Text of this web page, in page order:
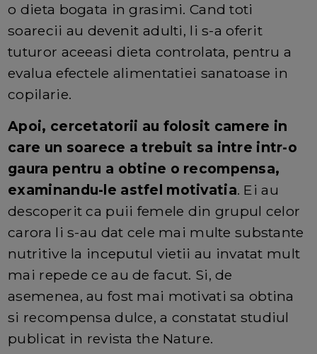
o dieta bogata in grasimi. Cand toti
soarecii au devenit adulti, li s-a oferit
tuturor aceeasi dieta controlata, pentru a
evalua efectele alimentatiei sanatoase in
copilarie.
Apoi, cercetatorii au folosit camere in
care un soarece a trebuit sa intre intr-o
gaura pentru a obtine o recompensa,
examinandu-le astfel motivatia. Ei au
descoperit ca puii femele din grupul celor
carora li s-au dat cele mai multe substante
nutritive la inceputul vietii au invatat mult
mai repede ce au de facut. Si, de
asemenea, au fost mai motivati sa obtina
si recompensa dulce, a constatat studiul
publicat in revista the Nature.